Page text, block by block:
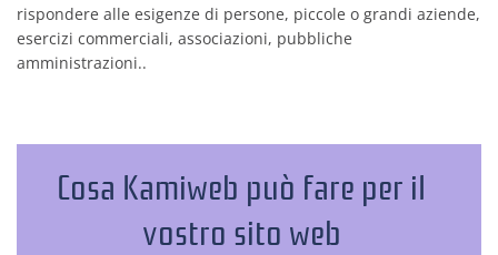
rispondere alle esigenze di persone, piccole o grandi aziende,
esercizi commerciali, associazioni, pubbliche
amministrazioni..
Cosa Kamiweb può fare per il
vostro sito web